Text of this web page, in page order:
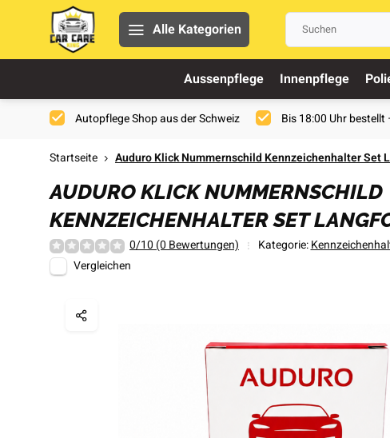
Alle Kategorien
Aussenpflege Innenpflege
Autopflege Shop aus der Schweiz Bis 18:00 Uhr
Startseite Auduro Klick Nummernschild Kennzeichenhalter Set
AUDURO KLICK NUMMERNSCHILD
KENNZEICHENHALTER SET
0/10 (0 Bewertungen) Kategorie:
Vergleichen